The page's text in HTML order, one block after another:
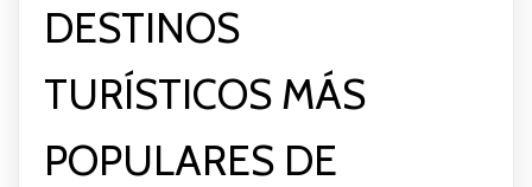
DESTINOS
TURÍSTICOS MÁS
POPULARES DE